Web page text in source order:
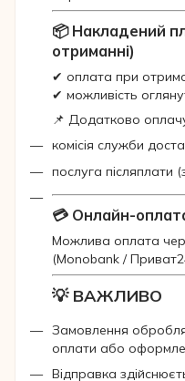
📦 Накладений
отриманні)
✔ оплата при
✔ можливість
📌 Додатково
комісія служби
послуга післяплати
💳 Онлайн-
Можлива оплата
(Monobank /
💡 ВАЖЛИВО
Замовлення
оплати або
Відправка